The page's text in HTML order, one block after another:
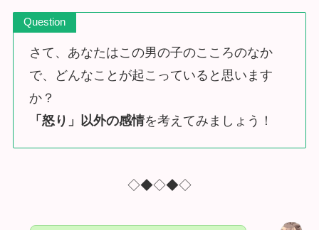
Question
さて、あなたはこの男の子のこころのなか
で、どんなことが起こっていると思います
か？
「怒り」以外の感情を考えてみましょう！
◇◆◇◆◇